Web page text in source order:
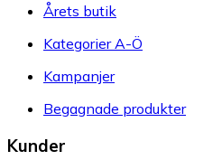
Årets butik
Kategorier A-Ö
Kampanjer
Begagnade produkter
Kunder